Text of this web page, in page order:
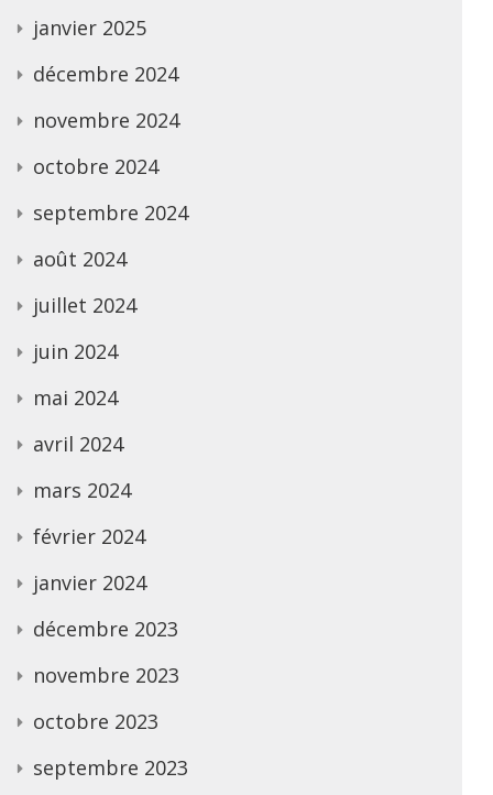
janvier 2025
décembre 2024
novembre 2024
octobre 2024
septembre 2024
août 2024
juillet 2024
juin 2024
mai 2024
avril 2024
mars 2024
février 2024
janvier 2024
décembre 2023
novembre 2023
octobre 2023
septembre 2023